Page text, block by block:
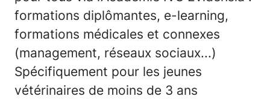
formations diplômantes, e-learning,
formations médicales et connexes
(management, réseaux sociaux...)
Spécifiquement pour les jeunes
vétérinaires de moins de 3 ans